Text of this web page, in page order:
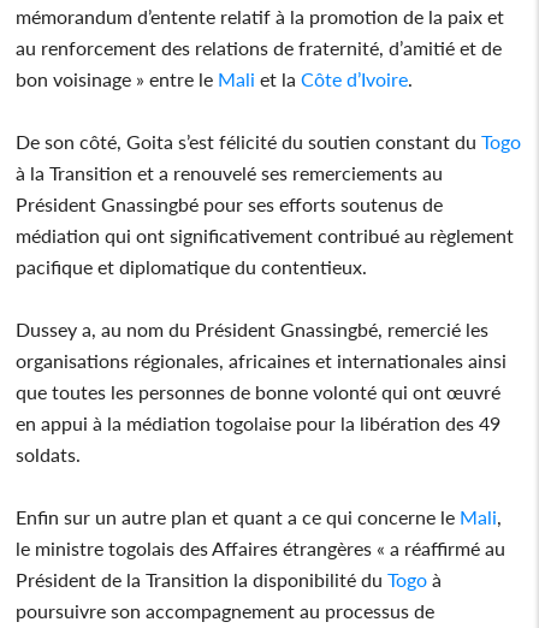
mémorandum d’entente relatif à la promotion de la paix et
au renforcement des relations de fraternité, d’amitié et de
bon voisinage » entre le Mali et la Côte d’Ivoire
De son côté, Goita s’est félicité du soutien constant duTogo
à la Transition et a renouvelé ses remerciements au
Président Gnassingbé pour ses efforts soutenus de
médiation qui ont significativement contribué au règlement
pacifique et diplomatique du contentieux.
Dussey a, au nom du Président Gnassingbé, remercié les
organisations régionales, africaines et internationales ainsi
que toutes les personnes de bonne volonté qui ont œuvré
en appui à la médiation togolaise pour la libération des 49
soldats.
Enfin sur un autre plan et quant a ce qui concerne le Mali
le ministre togolais des Affaires étrangères « a réaffirmé au
Président de la Transition la disponibilité duTogo à
poursuivre son accompagnement au processus de